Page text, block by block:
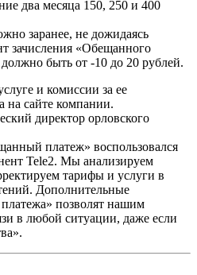
два месяца 150, 250 и 400
заранее, не дожидаясь
зачисления «Обещанного
быть от -10 до 20 рублей.
и комиссии за ее
на сайте компании.
директор орловского
платеж» воспользовался
Tele2. Мы анализируем
тарифы и услуги в
Дополнительные
позволят нашим
в любой ситуации, даже если